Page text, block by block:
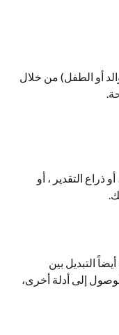
أو الطفل) من خلال
ذراع التقدير ، أو
التبديل بين
إلى أدلة أخرى،